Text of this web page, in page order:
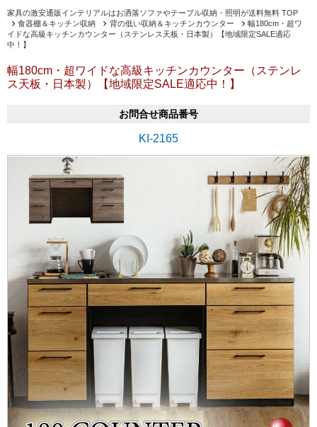
家具の激安通販インテリアルはお洒落ソファやテーブル収納・照明が送料無料 TOP
食器棚＆キッチン収納
背の低い収納＆キッチンカウンター
幅180cm・超ワ
イドな高級キッチンカウンター（ステンレス天板・日本製）【地域限定SALE適応
中！】
幅180cm・超ワイドな高級キッチンカウンター（ステンレ
ス天板・日本製）【地域限定SALE適応中！】
お問合せ商品番号
KI-2165